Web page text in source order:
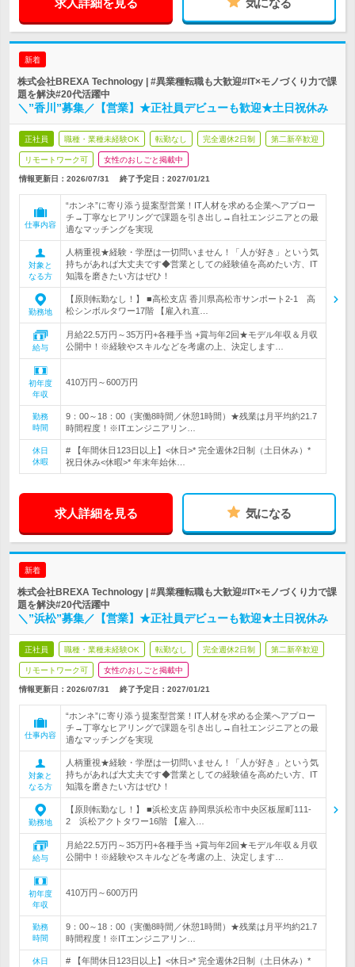
新着
株式会社BREXA Technology | #異業種転職も大歓迎#IT×モノづくり力で課
題を解決#20代活躍中
＼”香川”募集／【営業】★正社員デビューも歓迎★土日祝休み
正社員 職種・業種未経験OK 転勤なし 完全週休2日制 第二新卒歓迎
リモートワーク可 女性のおしごと掲載中
情報更新日：2026/07/31 終了予定日： 2027/01/21
仕事内容
“ホンネ”に寄り添う提案型営業！IT人材を求める企業へアプロー
チ→丁寧なヒアリングで課題を引き出し→自社エンジニアとの最
適なマッチングを実現
対象と
なる方
人柄重視★経験・学歴は一切問いません！「人が好き」という気
持ちがあれば大丈夫です◆営業としての経験値を高めたい方、IT
知識を磨きたい方はぜひ！
勤務地
【原則転勤なし！】 ■高松支店 香川県高松市サンポート2-1 高
松シンボルタワー17階 【雇入れ直…
給与
月給22.5万円～35万円+各種手当 +賞与年2回★モデル年収＆月収
公開中！※経験やスキルなどを考慮の上、決定します…
初年度
年収
410万円～600万円
勤務
時間
9：00～18：00（実働8時間／休憩1時間）★残業は月平均約21.7
時間程度！※ITエンジニアリン…
休日
休暇
# 【年間休日123日以上】<休日>* 完全週休2日制（土日休み）*
祝日休み<休暇>* 年末年始休…
求人詳細を見る 気になる
新着
株式会社BREXA Technology | #異業種転職も大歓迎#IT×モノづくり力で課
題を解決#20代活躍中
＼”浜松”募集／【営業】★正社員デビューも歓迎★土日祝休み
正社員 職種・業種未経験OK 転勤なし 完全週休2日制 第二新卒歓迎
リモートワーク可 女性のおしごと掲載中
情報更新日：2026/07/31 終了予定日： 2027/01/21
仕事内容
“ホンネ”に寄り添う提案型営業！IT人材を求める企業へアプロー
チ→丁寧なヒアリングで課題を引き出し→自社エンジニアとの最
適なマッチングを実現
対象と
なる方
人柄重視★経験・学歴は一切問いません！「人が好き」という気
持ちがあれば大丈夫です◆営業としての経験値を高めたい方、IT
知識を磨きたい方はぜひ！
勤務地
【原則転勤なし！】 ■浜松支店 静岡県浜松市中央区板屋町111-
2 浜松アクトタワー16階 【雇入…
給与
月給22.5万円～35万円+各種手当 +賞与年2回★モデル年収＆月収
公開中！※経験やスキルなどを考慮の上、決定します…
初年度
年収
410万円～600万円
勤務
時間
9：00～18：00（実働8時間／休憩1時間）★残業は月平均約21.7
時間程度！※ITエンジニアリン…
休日
# 【年間休日123日以上】<休日>* 完全週休2日制（土日休み）*